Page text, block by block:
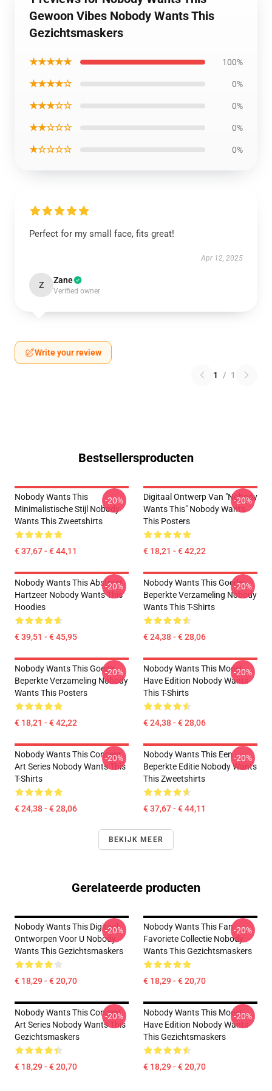
Gewoon Vibes Nobody Wants This
Gezichtsmaskers
★★★★★ 100%
★★★★☆ 0%
★★★☆☆ 0%
★★☆☆☆ 0%
★☆☆☆☆ 0%
Perfect for my small face, fits great!
Apr 12, 2025
Z Zane
Verified owner
Write your review
1 / 1
Bestsellersproducten
Nobody Wants This
Minimalistische Stijl Nobody
Wants This Zweetshirts
€ 37,67 - € 44,11
-20%
Digitaal Ontwerp Van "Nobody
Wants This" Nobody Wants
This Posters
€ 18,21 - € 42,22
-20%
Nobody Wants This Abstract
Hartzeer Nobody Wants This
Hoodies
€ 39,51 - € 45,95
-20%
Nobody Wants This Goede
Beperkte Verzameling Nobody
Wants This T-Shirts
€ 24,38 - € 28,06
-20%
Nobody Wants This Goede
Beperkte Verzameling Nobody
Wants This Posters
€ 18,21 - € 42,22
-20%
Nobody Wants This Moest-
Have Edition Nobody Wants
This T-Shirts
€ 24,38 - € 28,06
-20%
Nobody Wants This Concept
Art Series Nobody Wants This
T-Shirts
€ 24,38 - € 28,06
-20%
Nobody Wants This Een
Beperkte Editie Nobody Wants
This Zweetshirts
€ 37,67 - € 44,11
-20%
BEKIJK MEER
Gerelateerde producten
Nobody Wants This Digitaal
Ontworpen Voor U Nobody
Wants This Gezichtsmaskers
€ 18,29 - € 20,70
-20%
Nobody Wants This Fan
Favoriete Collectie Nobody
Wants This Gezichtsmaskers
€ 18,29 - € 20,70
-20%
Nobody Wants This Concept
Art Series Nobody Wants This
Gezichtsmaskers
€ 18,29 - € 20,70
-20%
Nobody Wants This Moest-
Have Edition Nobody Wants
This Gezichtsmaskers
€ 18,29 - € 20,70
-20%